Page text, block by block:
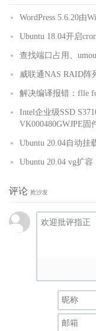
WordPress 5.6.20由
Ubuntu 18.04开启
查找端口占用、
威联通NAS RAID阵
解决编译报错：flle
Intel企业级SSD
VK000480GWJPE固
Ubuntu 20.04自动挂
Ubuntu 20.04 vg扩容
评论 抢沙发